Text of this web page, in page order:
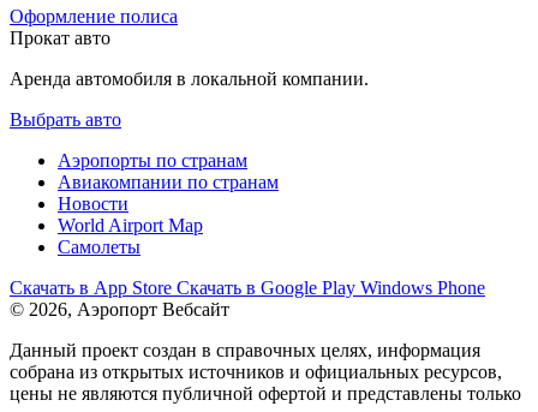
Оформление полиса
Прокат авто
Аренда автомобиля в локальной компании.
Выбрать авто
Аэропорты по странам
Авиакомпании по странам
Новости
World Airport Map
Самолеты
Скачать в App Store Скачать в Google Play Windows Phone
© 2026, Аэропорт Вебсайт
Данный проект создан в справочных целях, информация
собрана из открытых источников и официальных ресурсов,
цены не являются публичной офертой и представлены только